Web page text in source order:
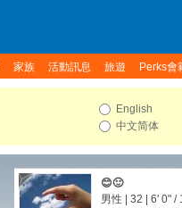
家族 活動訊息 旅遊 Perks會
English
中文简体
😊🙂
男性 | 32 | 6' 0" /